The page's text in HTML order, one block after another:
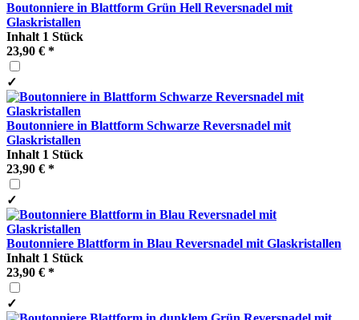
Boutonniere in Blattform Grün Hell Reversnadel mit
Glaskristallen
Inhalt 1 Stück
23,90 € *
✓
Boutonniere in Blattform Schwarze Reversnadel mit
Glaskristallen
Inhalt 1 Stück
23,90 € *
✓
Boutonniere Blattform in Blau Reversnadel mit Glaskristallen
Inhalt 1 Stück
23,90 € *
✓